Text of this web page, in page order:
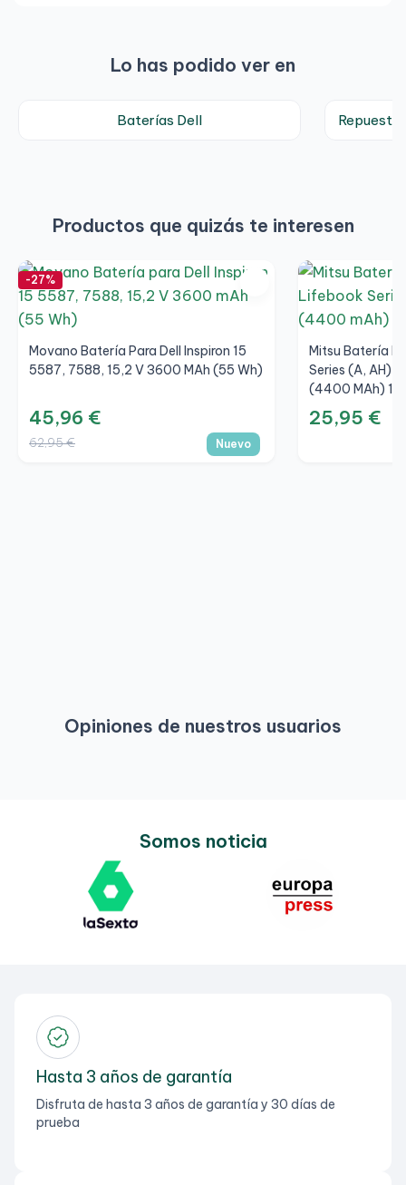
Lo has podido ver en
Baterías Dell
Productos que quizás te interesen
-27%
Movano Batería Para Dell Inspiron 15
5587, 7588, 15,2 V 3600 MAh (55 Wh)
45,96 €
62,95 € Nuevo
Mitsu Batería
Series (A, AH),
(4400 MAh)
25,95 €
Opiniones de nuestros usuarios
Somos noticia
Hasta 3 años de garantía
Disfruta de hasta 3 años de garantía y 30 días de
prueba